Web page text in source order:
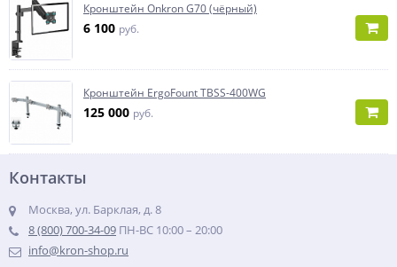
Кронштейн Onkron G70 (чёрный)
6 100 руб.
Кронштейн ErgoFount TBSS-400WG
125 000 руб.
Контакты
Москва, ул. Барклая, д. 8
8 (800) 700-34-09 ПН-ВС 10:00 – 20:00
info@kron-shop.ru